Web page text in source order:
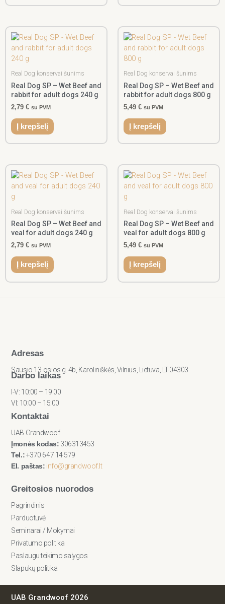
Real Dog konservai šunims
Real Dog SP – Wet Beef and
rabbit for adult dogs 240 g
2,79 € su PVM
Į krepšelį
Real Dog konservai šunims
Real Dog SP – Wet Beef and
rabbit for adult dogs 800 g
5,49 € su PVM
Į krepšelį
Real Dog konservai šunims
Real Dog SP – Wet Beef and
veal for adult dogs 240 g
2,79 € su PVM
Į krepšelį
Real Dog konservai šunims
Real Dog SP – Wet Beef and
veal for adult dogs 800 g
5,49 € su PVM
Į krepšelį
Adresas
Sausio 13-osios g. 4b, Karoliniškės, Vilnius, Lietuva, LT-04303
Darbo laikas
I-V: 10:00 – 19:00
VI: 10:00 – 15:00
Kontaktai
UAB Grandwoof
Įmonės kodas: 306313453
Tel.:+370 647 14 579
El. paštas: info@grandwoof.lt
Greitosios nuorodos
Pagrindinis
Parduotuvė
Seminarai / Mokymai
Privatumo politika
Paslaugu teikimo salygos
Slapukų politika
UAB Grandwoof 2026